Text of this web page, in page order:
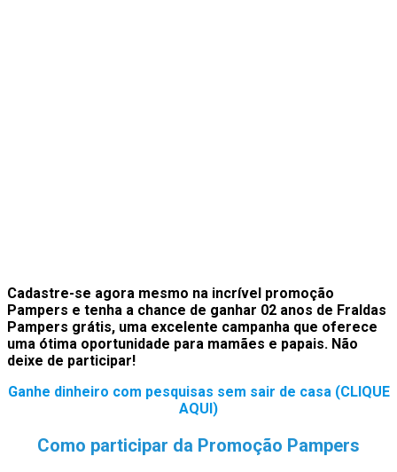
Cadastre-se agora mesmo na incrível promoção
Pampers e tenha a chance de ganhar 02 anos de Fraldas
Pampers grátis, uma excelente campanha que oferece
uma ótima oportunidade para mamães e papais. Não
deixe de participar!
Ganhe dinheiro com pesquisas sem sair de casa (CLIQUE
AQUI)
Como participar da Promoção Pampers